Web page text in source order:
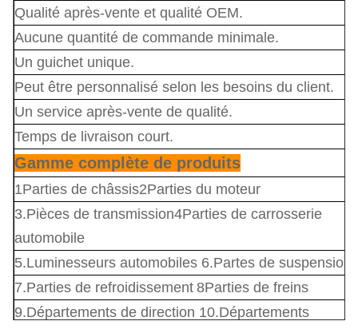
Qualité après-vente et qualité OEM.
Aucune quantité de commande minimale.
Un guichet unique.
Peut être personnalisé selon les besoins du client.
Un service après-vente de qualité.
Temps de livraison court.
Gamme complète de produits
1Parties de châssis2Parties du moteur
3.Pièces de transmission4Parties de carrosserie
automobile
5.Luminesseurs automobiles 6.Partes de suspension
7.Parties de refroidissement 8Parties de freins
9.Départements de direction 10.Départements